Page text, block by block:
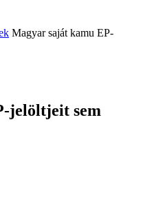
Magyar saját kamu EP-
jelöltjeit sem